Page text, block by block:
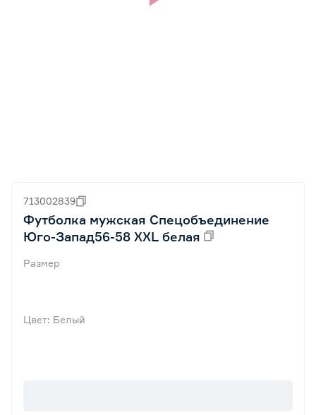
713002839
Футболка мужская Спецобъединение
Юго-Запад56-58 XXL белая
Размер
Цвет: Белый